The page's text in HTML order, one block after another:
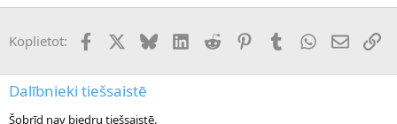
Koplietot: FacebookX (Twitter)
BlueskyLinkedInReddit PinterestTumblrWhatsApp
E-pasts
Dalībnieki tiešsaistē
Šobrīd nav biedru tiešsaistē.